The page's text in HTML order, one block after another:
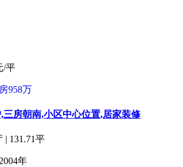
/平
三房朝南,小区中心位置,居家装修
| 131.71平
2004年